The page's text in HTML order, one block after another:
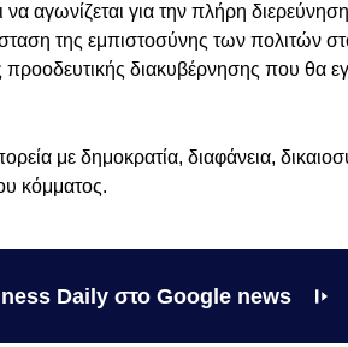
αγωνίζεται για την πλήρη
της εμπιστοσύνης των πολιτών
διακυβέρνησης που θα
με δημοκρατία, διαφάνεια,
κόμματος.
Daily στο Google news